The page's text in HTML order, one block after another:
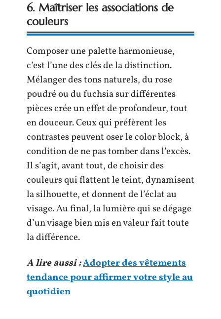
6. Maîtriser les associations de
couleurs
Composer une palette harmonieuse,
c’est l’une des clés de la distinction.
Mélanger des tons naturels, du rose
poudré ou du fuchsia sur différentes
pièces crée un effet de profondeur, tout
en douceur. Ceux qui préfèrent les
contrastes peuvent oser le color block, à
condition de ne pas tomber dans l’excès.
Il s’agit, avant tout, de choisir des
couleurs qui flattent le teint, dynamisent
la silhouette, et donnent de l’éclat au
visage. Au final, la lumière qui se dégage
d’un visage bien mis en valeur fait toute
la différence.
A lire aussi :Adopter des vêtements
tendance pour affirmer votre style au
quotidien